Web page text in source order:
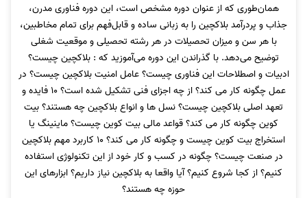
همان‌طوری که از عنوان دوره مشخص است، این دوره فناوری مدرن،
جذاب و پردرآمد بلاکچین را به زبانی ساده و قابل‌فهم برای تمام مخاطبین،
با هر سن و میزان تحصیلات در هر رشته تحصیلی و موقعیت شغلی
توضیح می‌دهد. با گذراندن این دوره می‌آموزید که : بلاکچین چیست؟
ادبیات و اصطلاحات این فناوری چیست؟ عامل امنیت بلاکچین چیست؟ در
عمل چگونه کار می کند؟ از چه اجزای فنی تشکیل شده است؟ 10 فایده و
تعهد اصلی بلاکچین چیست؟ نسل ها و انواع بلاکچین چه هستند؟ بیت
کوین چگونه کار می کند؟ قواعد مالی بیت کوین چیست؟ ماینینگ یا
استخراج بیت کوین چیست و چگونه کار می کند؟ 10 کاربرد مهم بلاکچین
در صنعت چیست؟ چگونه در کسب و کار خود از این تکنولوژی استفاده
کنیم؟ از کجا شروع کنیم؟ آیا واقعا به بلاکچین نیاز داریم؟ ابزارهای این
حوزه چه هستند؟